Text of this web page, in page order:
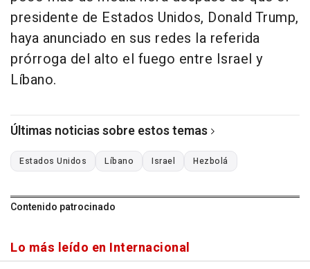
presidente de Estados Unidos, Donald Trump,
haya anunciado en sus redes la referida
prórroga del alto el fuego entre Israel y
Líbano.
Últimas noticias sobre estos temas
Estados Unidos Líbano Israel Hezbolá
Contenido patrocinado
Lo más leído en Internacional